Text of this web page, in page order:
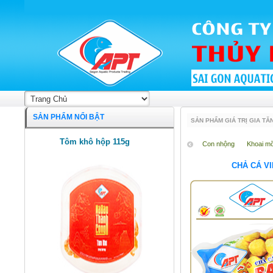
SẢN PHẨM GIÁ TRỊ GIA
Con nhộng Khoai
CHẢ CÁ
SẢN PHẨM NỔI BẬT
Tôm khô hộp 115g